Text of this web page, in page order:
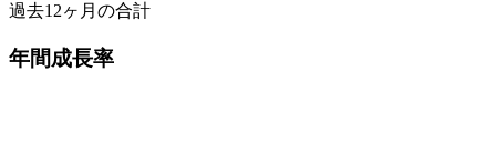
過去12ヶ月の合計
年間成長率